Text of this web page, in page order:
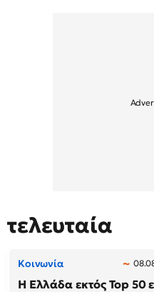
τελευταία
Κοινωνία
Η Ελλάδα εκτός Top 50